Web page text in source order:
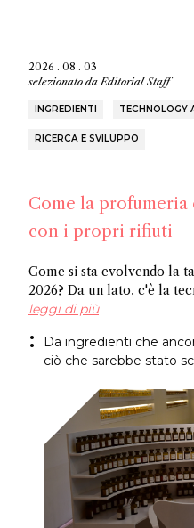
2026 . 08 . 03
selezionato daEditorial Staff
INGREDIENTI TECHNOLOGY
RICERCA E SVILUPPO
Come la profumeria
con i propri rifiuti
Come si sta evolvendo la
2026? Da un lato, c'è la
dove l'intelligenza
ricavati da ciò che
Entrambi i metodi
leggi di più
Da ingredienti che
ciò che sarebbe stato